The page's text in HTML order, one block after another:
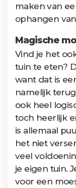
maken van
ophangen
Magische
Vind je het
tuin te eten?
want dat is
namelijk
ook heel
toch heerlijk
is allemaal
het niet
veel
je eigen tuin.
voor een